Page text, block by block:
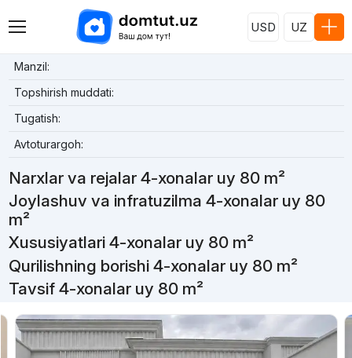
USD UZ
Manzil:
Topshirish muddati:
Tugatish:
Avtoturargoh:
Narxlar va rejalar 4-xonalar uy 80 m²
Joylashuv va infratuzilma 4-xonalar uy 80
m²
Xususiyatlari 4-xonalar uy 80 m²
Qurilishning borishi 4-xonalar uy 80 m²
Tavsif 4-xonalar uy 80 m²